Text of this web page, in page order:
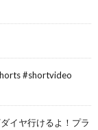
#shortvideo
イヤ行けるよ！プラ